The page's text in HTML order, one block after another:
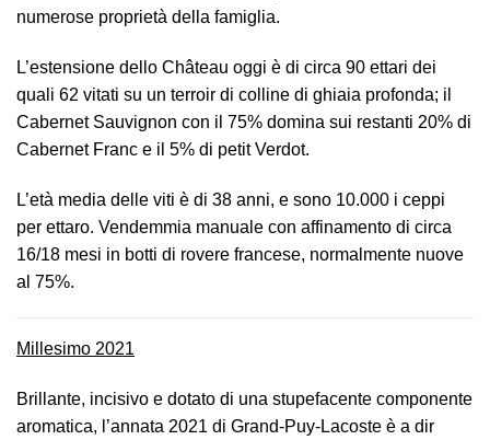
numerose proprietà della famiglia.
L’estensione dello Château oggi è di circa 90 ettari dei
quali 62 vitati su un terroir di colline di ghiaia profonda; il
Cabernet Sauvignon con il 75% domina sui restanti 20% di
Cabernet Franc e il 5% di petit Verdot.
L’età media delle viti è di 38 anni, e sono 10.000 i ceppi
per ettaro. Vendemmia manuale con affinamento di circa
16/18 mesi in botti di rovere francese, normalmente nuove
al 75%.
Millesimo 2021
Brillante, incisivo e dotato di una stupefacente componente
aromatica, l’annata 2021 di Grand-Puy-Lacoste è a dir